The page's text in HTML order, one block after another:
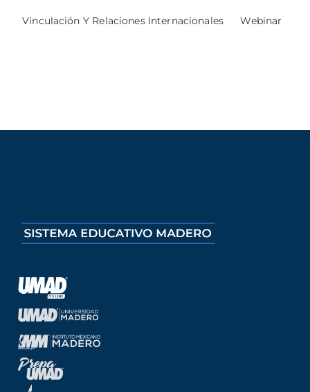
Vinculación Y Relaciones Internacionales Webinar